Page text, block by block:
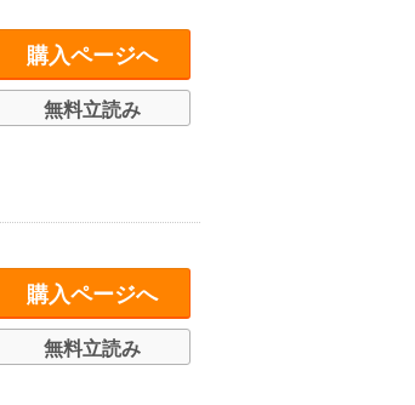
購入ページへ
無料立読み
購入ページへ
無料立読み